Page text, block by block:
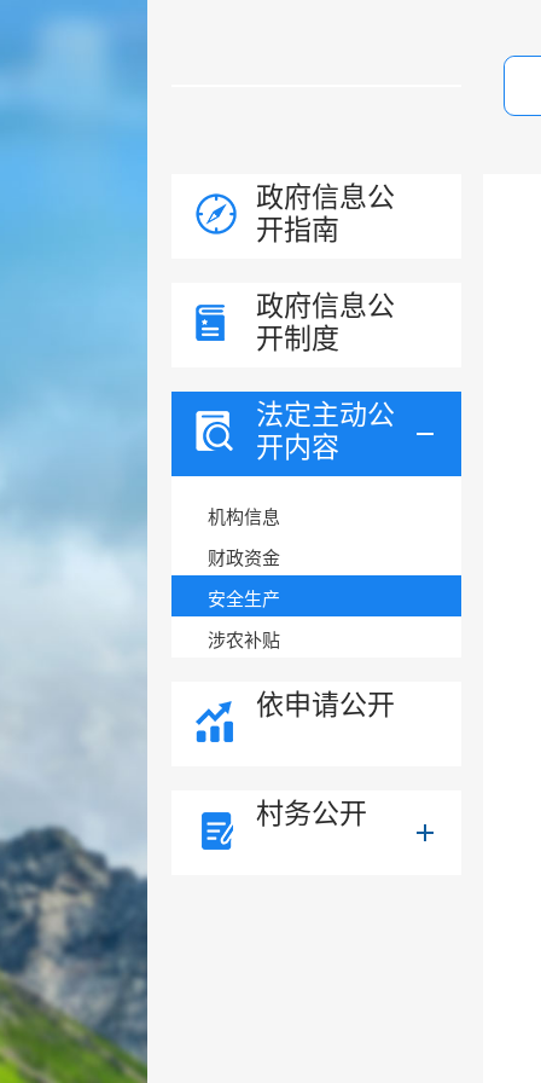
政府信息公
开指南
政府信息公
开制度
法定主动公
开内容
机构信息
财政资金
安全生产
涉农补贴
依申请公开
村务公开